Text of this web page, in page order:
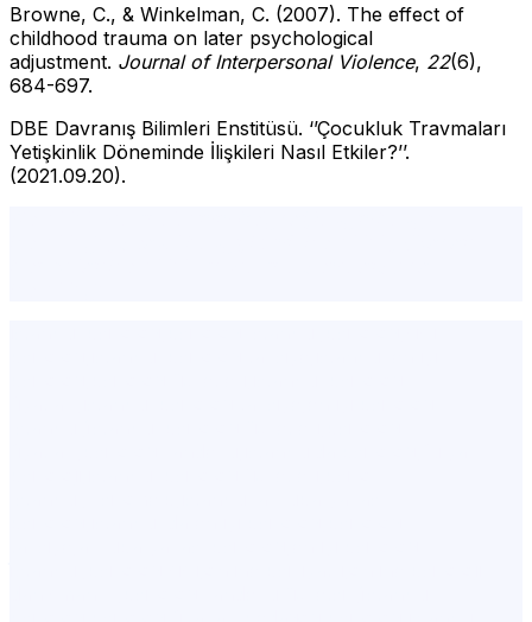
Browne, C., & Winkelman, C. (2007). The effect of
childhood trauma on later psychological
adjustment. Journal of Interpersonal Violence, 22(6),
684-697.
DBE Davranış Bilimleri Enstitüsü. ‘’Çocukluk Travmaları
Yetişkinlik Döneminde İlişkileri Nasıl Etkiler?’’.
(2021.09.20).